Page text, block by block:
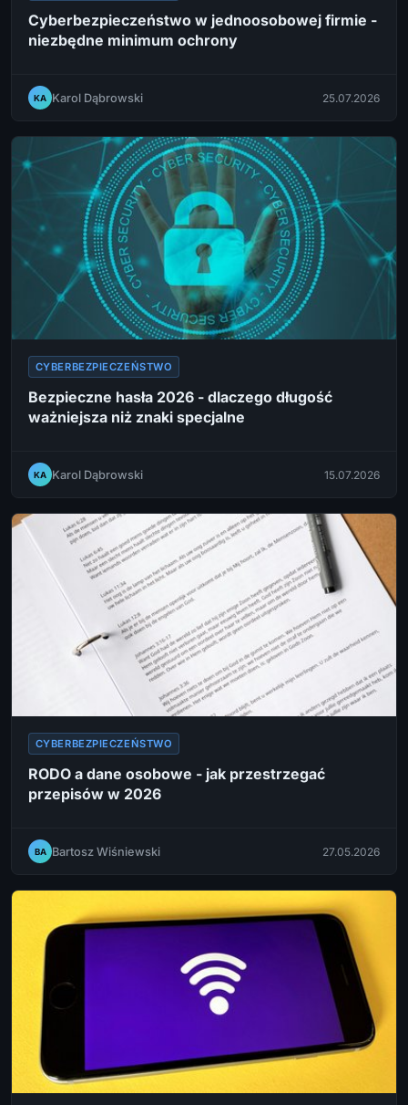
Cyberbezpieczeństwo w jednoosobowej firmie -
niezbędne minimum ochrony
KA Karol Dąbrowski 25.07.2026
CYBERBEZPIECZEŃSTWO
Bezpieczne hasła 2026 - dlaczego długość
ważniejsza niż znaki specjalne
KA Karol Dąbrowski 15.07.2026
CYBERBEZPIECZEŃSTWO
RODO a dane osobowe - jak przestrzegać
przepisów w 2026
BA Bartosz Wiśniewski 27.05.2026